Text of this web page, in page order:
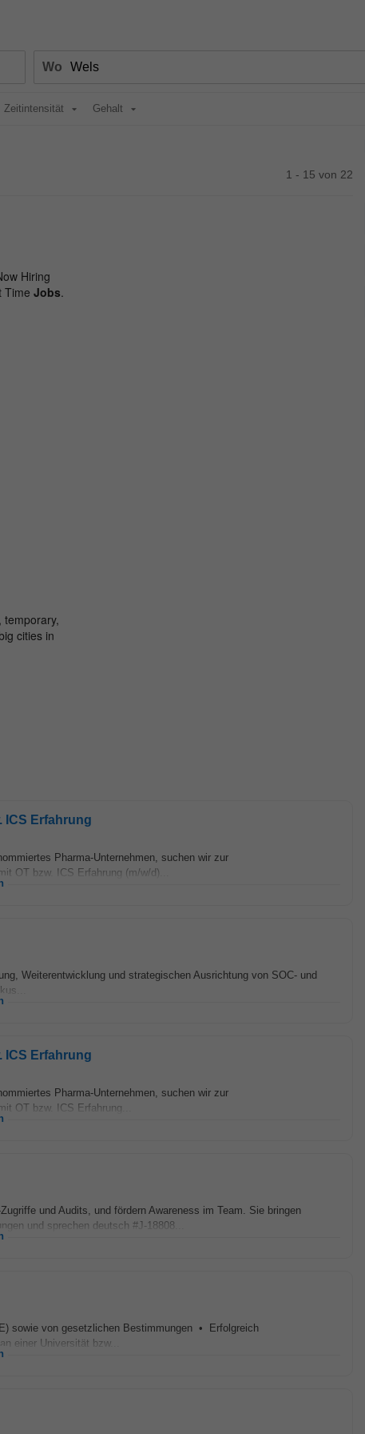
Wo
Zeitintensität Gehalt
1 - 15 von 22
ICS Erfahrung
Pharma-Unternehmen, suchen wir zur
OT bzw. ICS Erfahrung (m/w/d)...
Weiterentwicklung und strategischen Ausrichtung von SOC- und
ICS Erfahrung
Pharma-Unternehmen, suchen wir zur
OT bzw. ICS Erfahrung...
und Audits, und fördern Awareness im Team. Sie bringen
und sprechen deutsch #J-18808...
sowie von gesetzlichen Bestimmungen • Erfolgreich
einer Universität bzw...